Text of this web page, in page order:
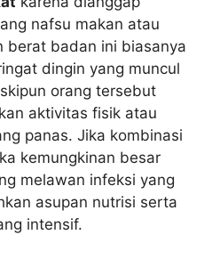
nafsu makan atau
berat badan ini biasanya
dingin yang muncul
orang tersebut
aktivitas fisik atau
panas. Jika kombinasi
kemungkinan besar
melawan infeksi yang
asupan nutrisi serta
intensif.